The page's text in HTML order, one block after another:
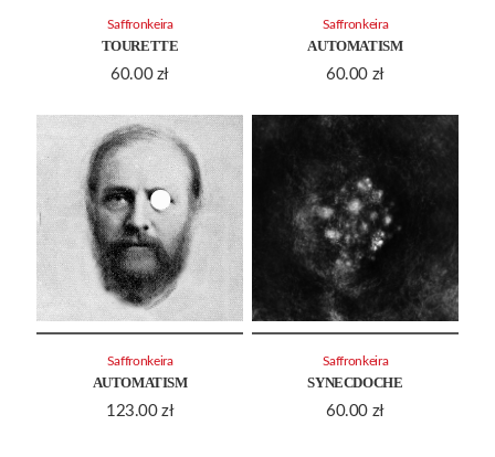
TOURETTE
60.00 zł
Saffronkeira
AUTOMATISM
60.00 zł
Saffronkeira
AUTOMATISM
123.00 zł
Saffronkeira
SYNECDOCHE
60.00 zł
Saffronkeira